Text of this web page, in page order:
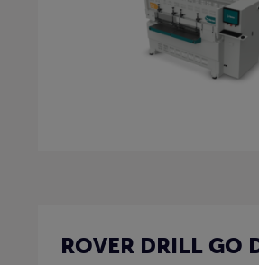
ROVER DRILL GO